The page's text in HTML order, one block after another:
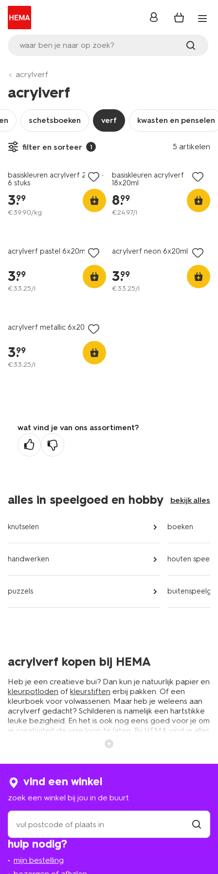
waar ben je naar op zoek?
inloggen
acrylverf
acrylverf
schetsboeken verf kwasten en penselen
filter en sorteer 1 5 artikelen
basiskleuren acrylverf 20ml -
6 stuks
3.
99
€39.90/kg
basiskleuren acrylverf
18x20ml
8.
99
€24.97/l
acrylverf pastel 6x20ml
3.
99
€33.25/l
acrylverf neon 6x20ml
3.
99
€33.25/l
acrylverf metallic 6x20ml
3.
99
€33.25/l
wat vind je van ons assortiment?
alles in speelgoed en hobby bekijk alles
knutselen
handwerken
puzzels
boeken
houten
acrylverf kopen bij HEMA
Heb je een creatieve bui? Dan kun je natuurlijk papier en
kleurpotloden of kleurstiften erbij pakken. Of een
kleurboek voor volwassenen. Maar heb je weleens aan
acrylverf gedacht? Schilderen is namelijk een hartstikke
leuke bezigheid. En het is ook nog eens goed voor je om
je creativiteit de vrije loop te laten. Bij HEMA vind je alles
wat je hiervoor nodig hebt. Zo hebben we verschillende
acrylverf sets voor een lage prijs. Daarmee kun je lekker
acrylverf set in verschillende
Als je gaat schilderen is het fijn om te kunnen kiezen uit
verschillende kleuren. De acrylverf sets van HEMA zijn in
verschillende tinten verkrijgbaar. We hebben
bijvoorbeeld metallic acrylverf. In deze set vind je
meerdere kleuren metallic verf. Door de hoge
hulp nodig?
mijn bestelling
vind een winkel
zoek een winkel bij jou in de buurt
zoek
een
winkel
bij
in